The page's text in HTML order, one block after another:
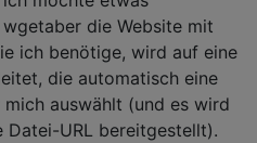
die Website mit
ich benötige, wird auf eine
die automatisch eine
auswählt (und es wird
Datei-URL bereitgestellt).